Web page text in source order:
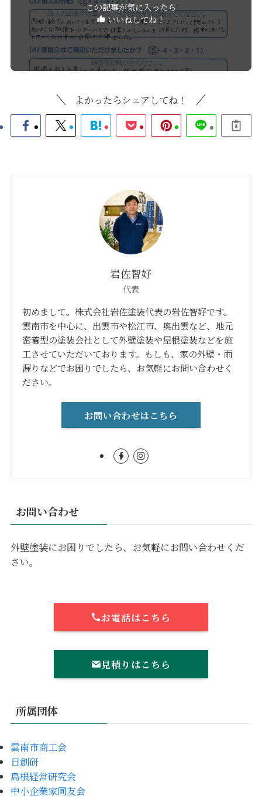
この記事が気に入ったら
いいねしてね！
よかったらシェアしてね！
岩佐智好
代表
初めまして。株式会社岩佐塗装代表の岩佐智好です。
雲南市を中心に、出雲市や松江市、奥出雲など、地元
密着型の塗装会社として外壁塗装や屋根塗装などを施
工させていただいております。もしも、家の外壁・雨
漏りなどでお困りでしたら、お気軽にお問い合わせく
ださい。
お問い合わせはこちら
お問い合わせ
外壁塗装にお困りでしたら、お気軽にお問い合わせくだ
さい。
お電話はこちら
見積りはこちら
所属団体
雲南市商工会
日創研
島根経営研究会
中小企業家同友会